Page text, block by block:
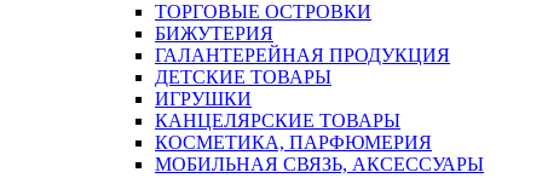
ТОРГОВЫЕ ОСТРОВКИ
БИЖУТЕРИЯ
ГАЛАНТЕРЕЙНАЯ ПРОДУКЦИЯ
ДЕТСКИЕ ТОВАРЫ
ИГРУШКИ
КАНЦЕЛЯРСКИЕ ТОВАРЫ
КОСМЕТИКА, ПАРФЮМЕРИЯ
МОБИЛЬНАЯ СВЯЗЬ, АКСЕССУАРЫ